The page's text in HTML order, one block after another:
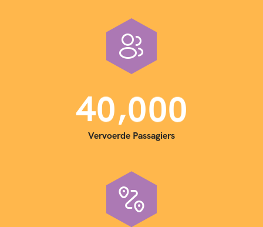
40,000
Vervoerde Passagiers